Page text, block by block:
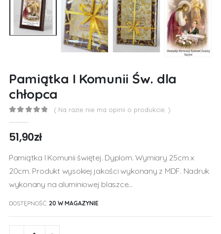
Pamiątka I Komunii Św. dla
chłopca
( Na razie nie ma opinii o produkcie. )
51,90zł
Pamiątka I Komunii świętej. Dyplom. Wymiary 25cm x
20cm. Produkt wysokiej jakości wykonany z MDF. Nadruk
wykonany na aluminiowej blaszce…
DOSTĘPNOŚĆ: 20 W MAGAZYNIE